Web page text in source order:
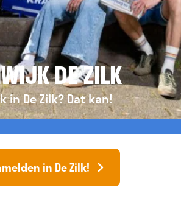
DE ZILK
in De Zilk? Dat kan!
in De Zilk!